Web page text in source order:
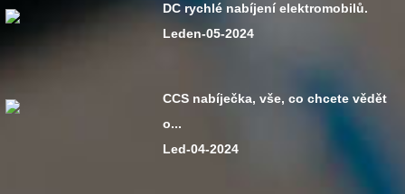
DC rychlé nabíjení elektromobilů.
Leden-05-2024
CCS nabíječka, vše, co chcete vědět
o...
Led-04-2024